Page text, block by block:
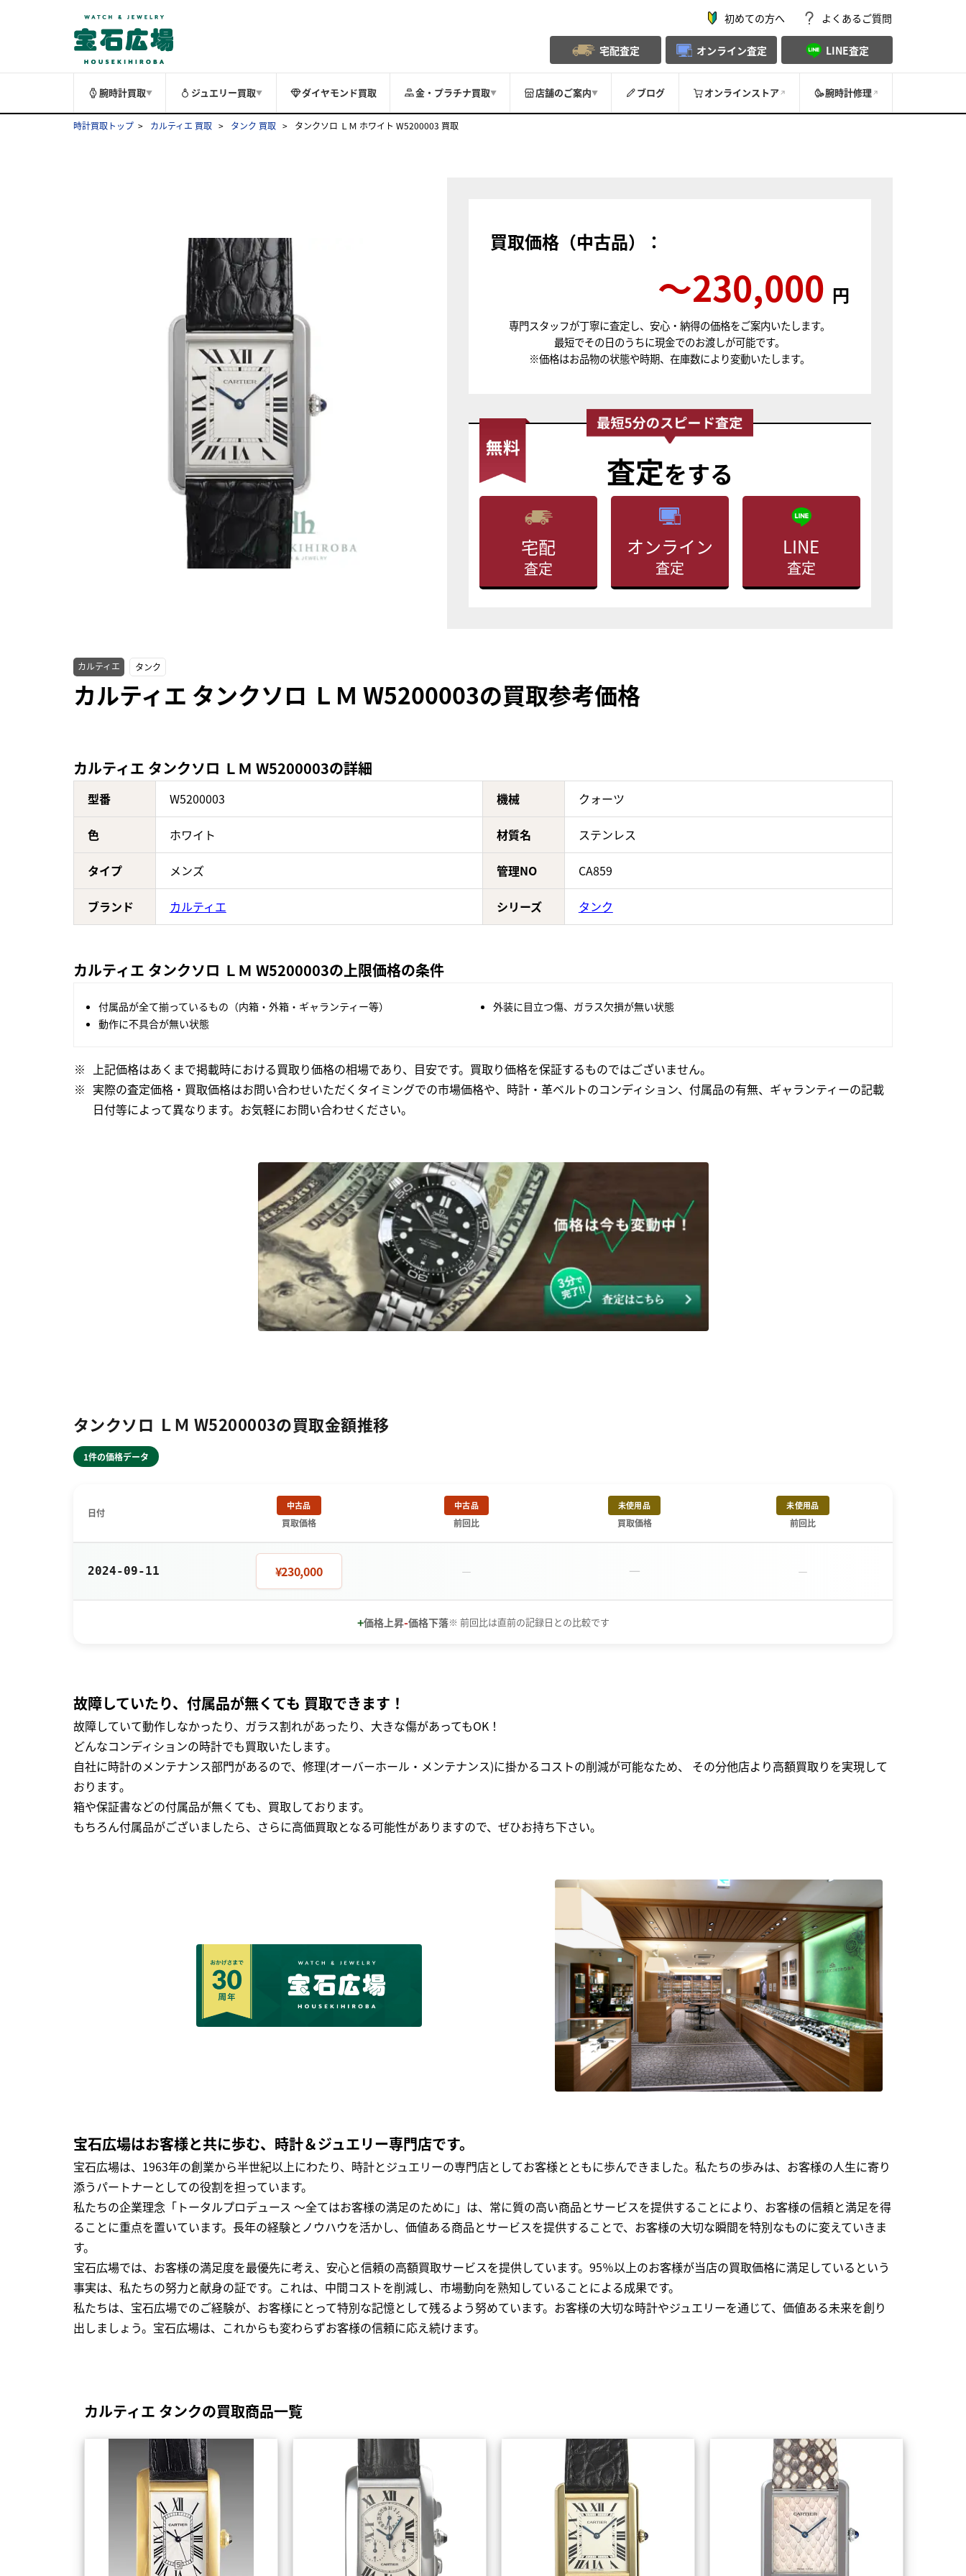
初めての方へ よくあるご質問
宅配査定 オンライン査定 LINE査定
腕時計買取▼ ジュエリー買取▼ ダイヤモンド買取 金・プラチナ買取▼ 店舗のご案内▼ ブログ オンラインストア 腕時計修理
時計買取トップ カルティエ 買取 タンク 買取 タンクソロ ＬＭ ホワイト W5200003 買取
買取価格（中古品）：
〜230,000 円
専門スタッフが丁寧に査定し、安心・納得の価格をご案内いたします。
最短でその日のうちに現金でのお渡しが可能です。
※価格はお品物の状態や時期、在庫数により変動いたします。
査定をする
宅配
査定
オンライン
査定
LINE
査定
カルティエ タンク
カルティエ タンクソロ ＬＭ W5200003の買取参考価格
カルティエ タンクソロ ＬＭ W5200003の詳細
型番 W5200003 機械 クォーツ
色 ホワイト 材質名 ステンレス
タイプ メンズ 管理NO CA859
ブランド カルティエ シリーズ タンク
カルティエ タンクソロ ＬＭ W5200003の上限価格の条件
付属品が全て揃っているもの（内箱・外箱・ギャランティー等）
外装に目立つ傷、ガラス欠損が無い状態
動作に不具合が無い状態
上記価格はあくまで掲載時における買取り価格の相場であり、目安です。買取り価格を保証するものではございません。
実際の査定価格・買取価格はお問い合わせいただくタイミングでの市場価格や、時計・革ベルトのコンディション、付属品の有無、ギャランティーの記載
日付等によって異なります。お気軽にお問い合わせください。
タンクソロ ＬＭ W5200003の買取金額推移
1件の価格データ
日付
中古品
買取価格
中古品
前回比
未使用品
買取価格
未使用品
前回比
2024-09-11 ¥230,000 － － －
+価格上昇-価格下落※ 前回比は直前の記録日との比較です
故障していたり、付属品が無くても 買取できます！
故障していて動作しなかったり、ガラス割れがあったり、大きな傷があってもOK！
どんなコンディションの時計でも買取いたします｡
自社に時計のメンテナンス部門があるので、修理(オーバーホール・メンテナンス)に掛かるコストの削減が可能なため、 その分他店より高額買取りを実現して
おります｡
箱や保証書などの付属品が無くても、買取しております。
もちろん付属品がございましたら、さらに高価買取となる可能性がありますので、ぜひお持ち下さい｡
宝石広場はお客様と共に歩む、時計＆ジュエリー専門店です。
宝石広場は、1963年の創業から半世紀以上にわたり、時計とジュエリーの専門店としてお客様とともに歩んできました。私たちの歩みは、お客様の人生に寄り
添うパートナーとしての役割を担っています。
私たちの企業理念「トータルプロデュース ～全てはお客様の満足のために」は、常に質の高い商品とサービスを提供することにより、お客様の信頼と満足を得
ることに重点を置いています。長年の経験とノウハウを活かし、価値ある商品とサービスを提供することで、お客様の大切な瞬間を特別なものに変えていきま
す。
宝石広場では、お客様の満足度を最優先に考え、安心と信頼の高額買取サービスを提供しています。95％以上のお客様が当店の買取価格に満足しているという
事実は、私たちの努力と献身の証です。これは、中間コストを削減し、市場動向を熟知していることによる成果です。
私たちは、宝石広場でのご経験が、お客様にとって特別な記憶として残るよう努めています。お客様の大切な時計やジュエリーを通じて、価値ある未来を創り
出しましょう。宝石広場は、これからも変わらずお客様の信頼に応え続けます。
カルティエ タンクの買取商品一覧